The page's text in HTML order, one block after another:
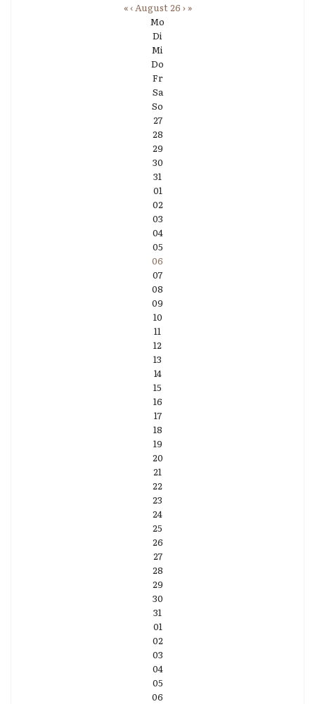
«‹August 26 ›»
Mo
Di
Mi
Do
Fr
Sa
So
27
28
29
30
31
01
02
03
04
05
06
07
08
09
10
11
12
13
14
15
16
17
18
19
20
21
22
23
24
25
26
27
28
29
30
31
01
02
03
04
05
06